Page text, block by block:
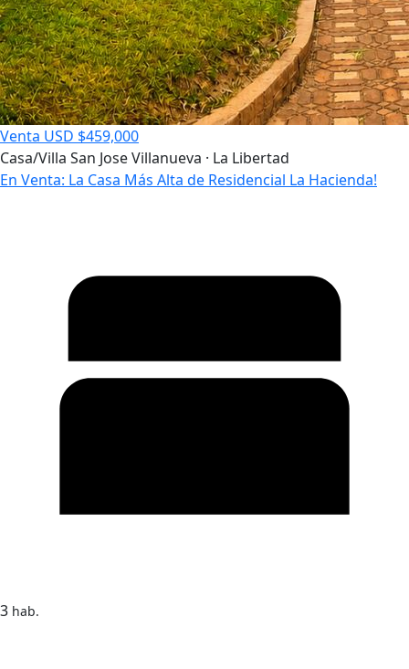
Venta USD $459,000
Casa/Villa San Jose Villanueva · La Libertad
En Venta: La Casa Más Alta de Residencial La Hacienda!
3 hab.